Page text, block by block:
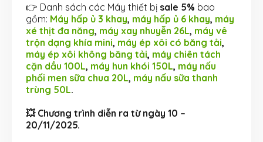
👉 Danh sách các Máy thiết bị sale 5% bao
gồm: Máy hấp ủ 3 khay, máy hấp ủ 6 khay, máy
xé thịt đa năng, máy xay nhuyễn 26L, máy vê
trộn dạng khía mini, máy ép xôi có băng tải,
máy ép xôi không băng tải, máy chiên tách
cặn dầu 100L, máy hun khói 150L, máy nấu
phối men sữa chua 20L, máy nấu sữa thanh
trùng 50L.
💥 Chương trình diễn ra từ ngày 10 –
20/11/2025.